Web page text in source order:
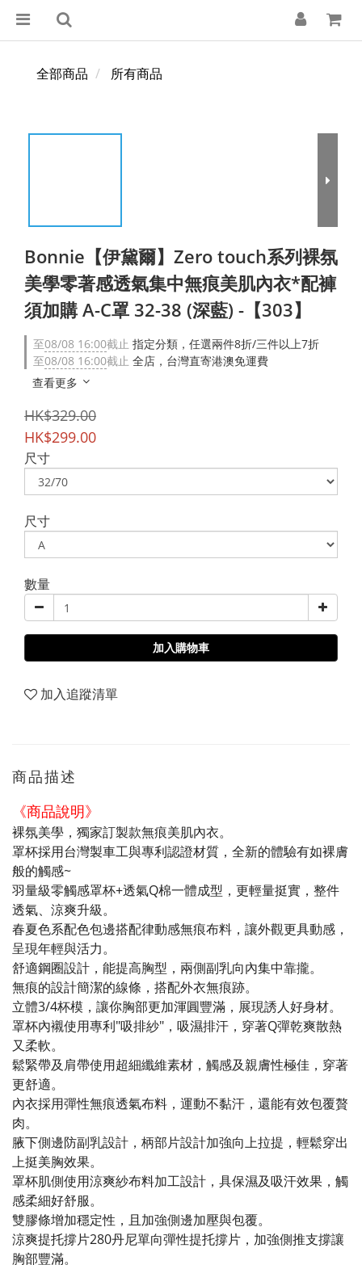
全部商品 所有商品
Bonnie【伊黛爾】Zero touch系列裸氛
美學零著感透氣集中無痕美肌內衣*配褲
須加購 A-C罩 32-38 (深藍) -【303】
至08/08 16:00截止 指定分類，任選兩件8折/三件以上7折
至08/08 16:00截止 全店，台灣直寄港澳免運費
查看更多
HK$329.00
HK$299.00
尺寸
尺寸
數量
加入購物車
加入追蹤清單
商品描述
《商品說明》
裸氛美學，獨家訂製款無痕美肌內衣。
罩杯採用台灣製車工與專利認證材質，全新的體驗有如裸膚
般的觸感~
羽量級零觸感罩杯+透氣Q棉一體成型，更輕量挺實，整件
透氣、涼爽升級。
春夏色系配色包邊搭配律動感無痕布料，讓外觀更具動感，
呈現年輕與活力。
舒適鋼圈設計，能提高胸型，兩側副乳向內集中靠攏。
無痕的設計簡潔的線條，搭配外衣無痕跡。
立體3/4杯模，讓你胸部更加渾圓豐滿，展現誘人好身材。
罩杯內襯使用專利"吸排紗"，吸濕排汗，穿著Q彈乾爽散熱
又柔軟。
鬆緊帶及肩帶使用超細纖維素材，觸感及親膚性極佳，穿著
更舒適。
內衣採用彈性無痕透氣布料，運動不黏汗，還能有效包覆贅
肉。
腋下側邊防副乳設計，柄部片設計加強向上拉提，輕鬆穿出
上挺美胸效果。
罩杯肌側使用涼爽紗布料加工設計，具保濕及吸汗效果，觸
感柔細好舒服。
雙膠條增加穩定性，且加強側邊加壓與包覆。
涼爽提托撐片280丹尼單向彈性提托撐片，加強側推支撐讓
胸部豐滿。